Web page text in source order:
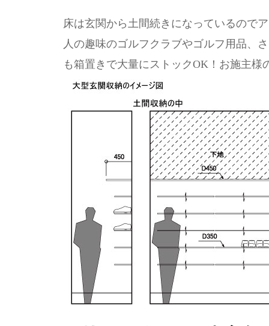
床は玄関から土間続きになっているので
人の趣味のゴルフクラブやゴルフ用品、
も箱置きで大量にストックOK！お施主